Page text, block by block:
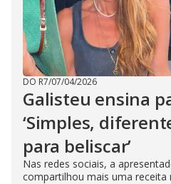
DO R7/07/04/2026
Galisteu ensina
‘Simples,
para beliscar’
Nas redes sociais, a
compartilhou mais uma receita